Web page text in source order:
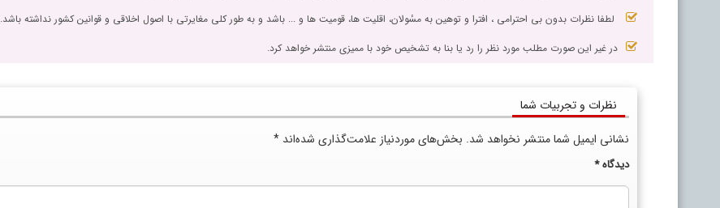
لطفا نظرات بدون بی احترامی ، افترا و توهین به مسٔولان، اقلیت ها، قومیت ها و ... باشد و به طور کلی مغایرتی با اصول اخلاقی و قوانین کشور نداشته باشد.
در غیر این صورت مطلب مورد نظر را رد یا بنا به تشخیص خود با ممیزی منتشر خواهد کرد.
نظرات و تجربیات شما
نشانی ایمیل شما منتشر نخواهد شد. بخش‌های موردنیاز علامت‌گذاری شده‌اند *
دیدگاه*